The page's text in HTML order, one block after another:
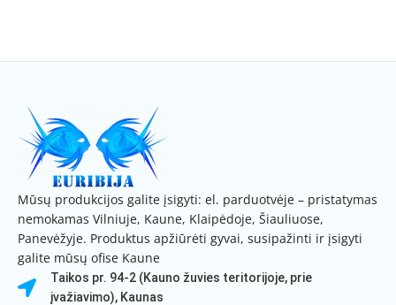
Mūsų produkcijos galite įsigyti: el. parduotvėje – pristatymas
nemokamas Vilniuje, Kaune, Klaipėdoje, Šiauliuose,
Panevėžyje. Produktus apžiūrėti gyvai, susipažinti ir įsigyti
galite mūsų ofise Kaune
Taikos pr. 94-2 (Kauno žuvies teritorijoje, prie
įvažiavimo), Kaunas